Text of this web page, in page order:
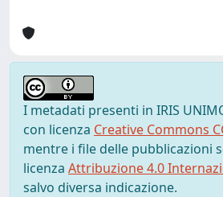
I metadati presenti in IRIS
con licenza Creative Commons
mentre i file delle pubblicazioni
licenza Attribuzione 4.0
salvo diversa indicazione.